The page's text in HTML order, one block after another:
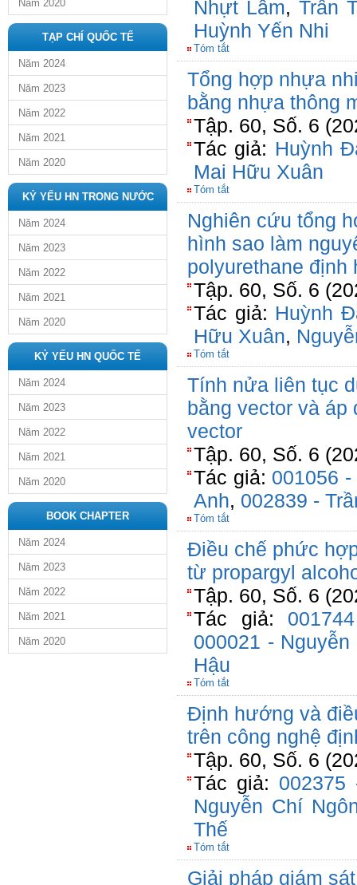
Năm 2020
TẠP CHÍ QUỐC TẾ
Năm 2024
Năm 2023
Năm 2022
Năm 2021
Năm 2020
KỶ YẾU HN TRONG NƯỚC
Năm 2024
Năm 2023
Năm 2022
Năm 2021
Năm 2020
KỶ YẾU HN QUỐC TẾ
Năm 2024
Năm 2023
Năm 2022
Năm 2021
Năm 2020
BOOK CHAPTER
Năm 2024
Năm 2023
Năm 2022
Năm 2021
Năm 2020
Nhựt Lâm, Trần
Huỳnh Yến Nhi
Tóm tắt
Tổng hợp nhựa
bằng nhựa thông
Tập. 60, Số. 6
Tác giả: Huỳnh
Mai Hữu Xuân
Tóm tắt
Nghiên cứu tổng
hình sao làm
polyurethane
Tập. 60, Số. 6
Tác giả: Huỳnh
Hữu Xuân,
Tóm tắt
Tính nửa liên tục
bằng vector và áp
vector
Tập. 60, Số. 6
Tác giả: 001056
Anh, 002839 -
Tóm tắt
Điều chế phức
từ propargyl
Tập. 60, Số. 6
Tác giả:
000021 -
Hậu
Tóm tắt
Định hướng và
trên công nghệ
Tập. 60, Số. 6
Tác giả:
Nguyễn Chí
Thế
Tóm tắt
Giải pháp giám